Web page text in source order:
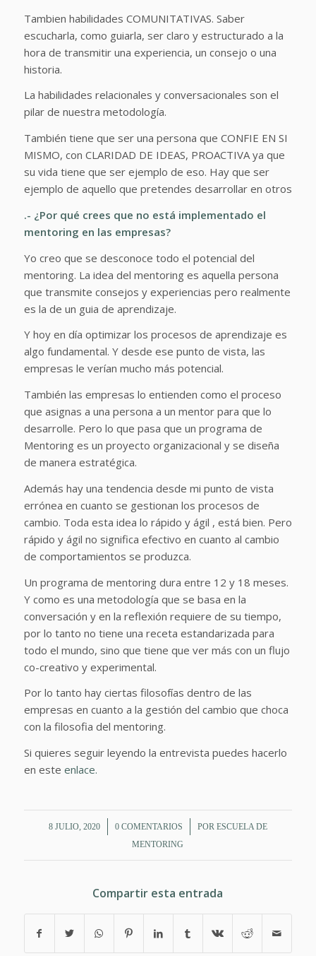
Tambien habilidades COMUNITATIVAS. Saber
escucharla, como guiarla, ser claro y estructurado a la
hora de transmitir una experiencia, un consejo o una
historia.
La habilidades relacionales y conversacionales son el
pilar de nuestra metodología.
También tiene que ser una persona que CONFIE EN SI
MISMO, con CLARIDAD DE IDEAS, PROACTIVA ya que
su vida tiene que ser ejemplo de eso. Hay que ser
ejemplo de aquello que pretendes desarrollar en otros
.- ¿Por qué crees que no está implementado el
mentoring en las empresas?
Yo creo que se desconoce todo el potencial del
mentoring. La idea del mentoring es aquella persona
que transmite consejos y experiencias pero realmente
es la de un guia de aprendizaje.
Y hoy en día optimizar los procesos de aprendizaje es
algo fundamental. Y desde ese punto de vista, las
empresas le verían mucho más potencial.
También las empresas lo entienden como el proceso
que asignas a una persona a un mentor para que lo
desarrolle. Pero lo que pasa que un programa de
Mentoring es un proyecto organizacional y se diseña
de manera estratégica.
Además hay una tendencia desde mi punto de vista
errónea en cuanto se gestionan los procesos de
cambio. Toda esta idea lo rápido y ágil , está bien. Pero
rápido y ágil no significa efectivo en cuanto al cambio
de comportamientos se produzca.
Un programa de mentoring dura entre 12 y 18 meses.
Y como es una metodología que se basa en la
conversación y en la reflexión requiere de su tiempo,
por lo tanto no tiene una receta estandarizada para
todo el mundo, sino que tiene que ver más con un flujo
co-creativo y experimental.
Por lo tanto hay ciertas filosofías dentro de las
empresas en cuanto a la gestión del cambio que choca
con la filosofia del mentoring.
Si quieres seguir leyendo la entrevista puedes hacerlo
en este enlace.
8 JULIO, 2020
/ 0 COMENTARIOS
/ POR ESCUELA DE
MENTORING
Compartir esta entrada